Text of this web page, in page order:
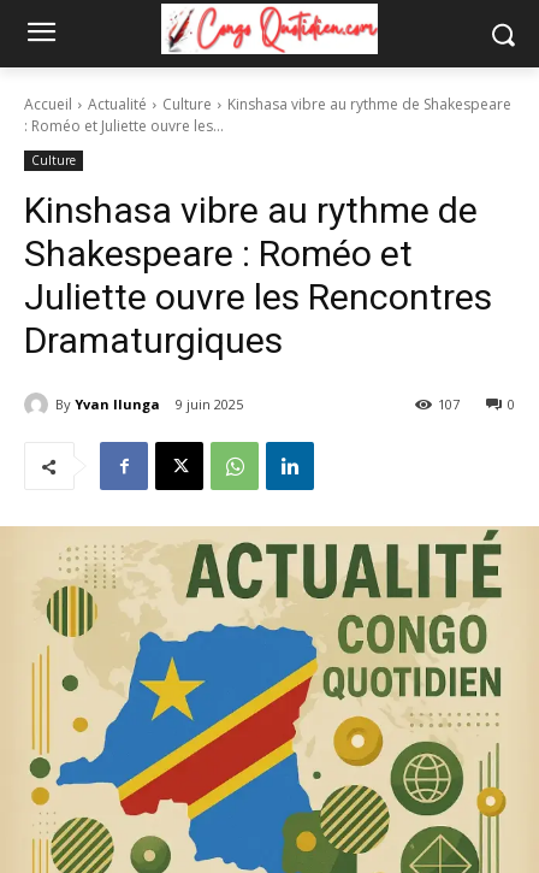
Accueil Actualité Culture
Kinshasa vibre au rythme de Shakespeare
: Roméo et Juliette ouvre les...
Culture
Kinshasa vibre au rythme de
Shakespeare : Roméo et
Juliette ouvre les Rencontres
Dramaturgiques
By Yvan Ilunga 9 juin 2025 0
107